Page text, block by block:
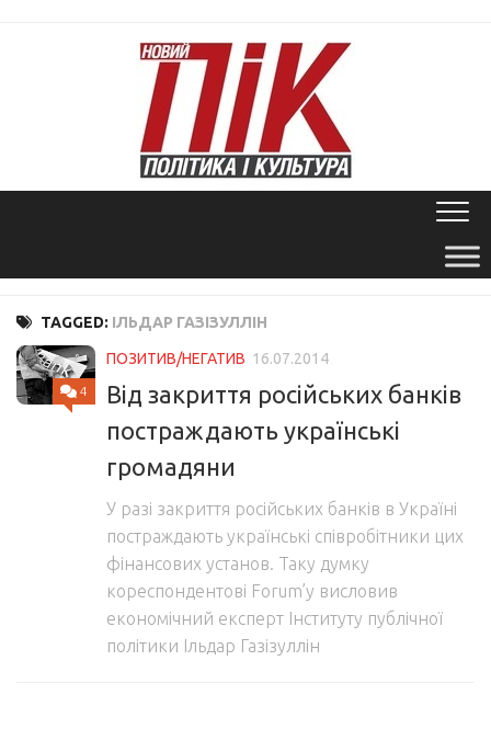
TAGGED: ІЛЬДАР ГАЗІЗУЛЛІН
4
ПОЗИТИВ/НЕГАТИВ 16.07.2014
Від закриття російських банків
постраждають українські
громадяни
У разі закриття російських банків в Україні
постраждають українські співробітники цих
фінансових установ. Таку думку
кореспондентові Forum’у висловив
економічний експерт Інституту публічної
політики Ільдар Газізуллін